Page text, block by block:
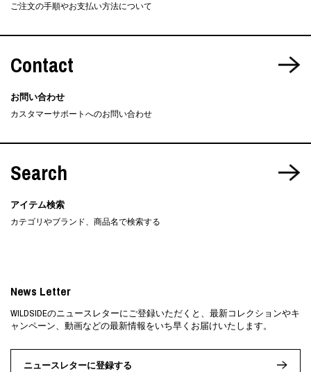
ご注文の手順やお支払い方法について
Contact
お問い合わせ
カスタマーサポートへのお問い合わせ
Search
アイテム検索
カテゴリやブランド、商品名で検索する
News Letter
WILDSIDEのニュースレターにご登録いただくと、最新コレクションやキ
ャンペーン、動画などの最新情報をいち早くお届けいたします。
ニュースレターに登録する